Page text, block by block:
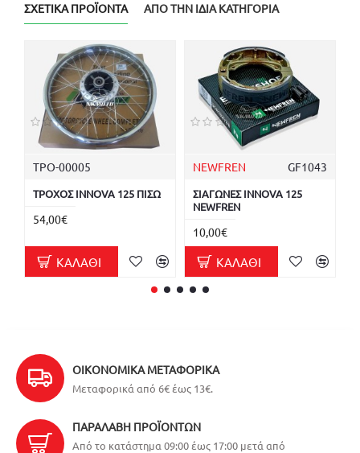
ΣΧΕΤΙΚΆ ΠΡΟΪΌΝΤΑ ΑΠΌ ΤΗΝ ΊΔΙΑ ΚΑΤΗΓΟΡΊΑ
ΤΡΟ-00005
ΤΡΟΧΟΣ INNOVA 125 ΠΙΣΩ
54,00€
ΚΑΛΆΘΙ
NEWFREN GF1043
ΣΙΑΓΩΝΕΣ INNOVA 125
NEWFREN
10,00€
ΚΑΛΆΘΙ
ΟΙΚΟΝΟΜΙΚΆ ΜΕΤΑΦΟΡΙΚΆ
Μεταφορικά από 6€ έως 13€.
ΠΑΡΑΛΑΒΉ ΠΡΟΪΌΝΤΩΝ
Από το κατάστημα 09:00 έως 17:00 μετά από